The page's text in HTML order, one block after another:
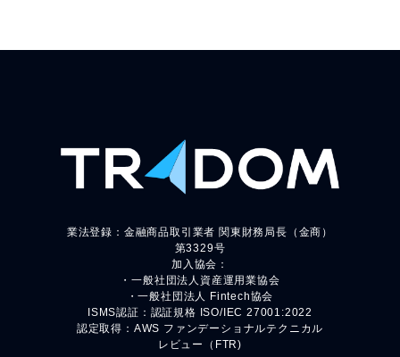
業法登録：金融商品取引業者 関東財務局長（金商）
第3329号
加入協会：
・一般社団法人資産運用業協会
・一般社団法人 Fintech協会
ISMS認証：認証規格 ISO/IEC 27001:2022
認定取得：AWS ファンデーショナルテクニカル
レビュー（FTR)